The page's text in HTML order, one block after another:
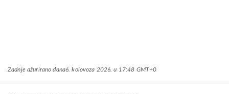
Zadnje ažurirano dana6. kolovoza 2026. u 17:48 GMT+0